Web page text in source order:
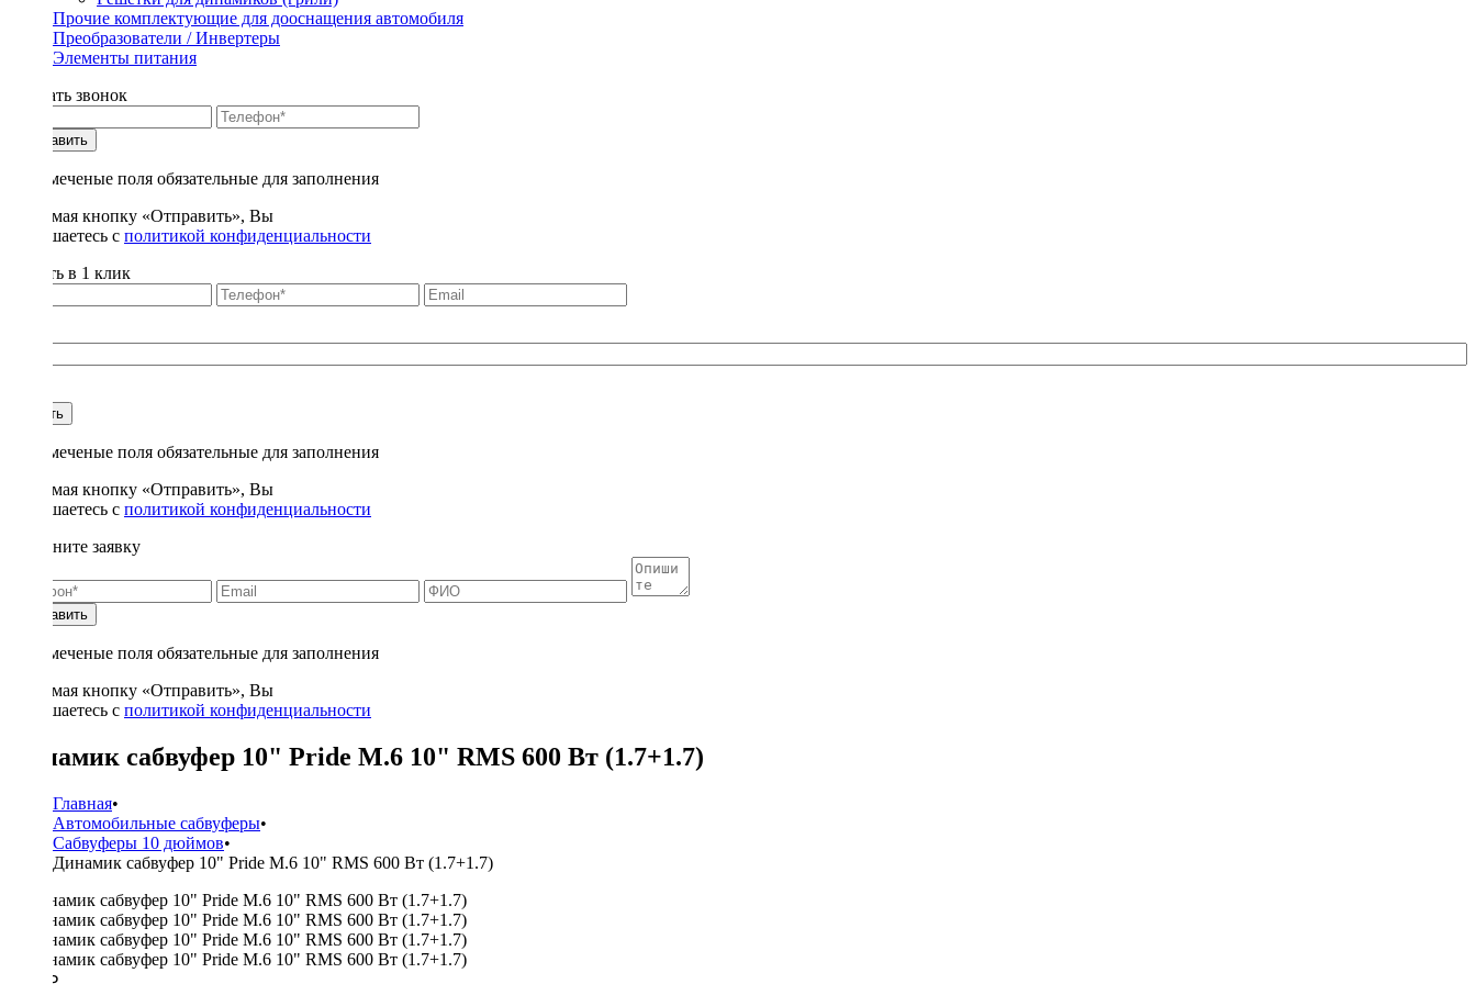
Прочие комплектующие для дооснащения автомобиля
Преобразователи / Инвертеры
Элементы питания
Заказать звонок
Отправить
* - отмеченые поля обязательные для заполнения
Нажимая кнопку «Отправить», Вы
соглашаетесь с политикой конфиденциальности
Купить в 1 клик
Купить
* - отмеченые поля обязательные для заполнения
Нажимая кнопку «Отправить», Вы
соглашаетесь с политикой конфиденциальности
Заполните заявку
Отправить
* - отмеченые поля обязательные для заполнения
Нажимая кнопку «Отправить», Вы
соглашаетесь с политикой конфиденциальности
Динамик сабвуфер 10" Pride M.6 10" RMS 600 Вт (1.7+1.7)
Главная•
Автомобильные сабвуферы•
Сабвуферы 10 дюймов•
Динамик сабвуфер 10" Pride M.6 10" RMS 600 Вт (1.7+1.7)